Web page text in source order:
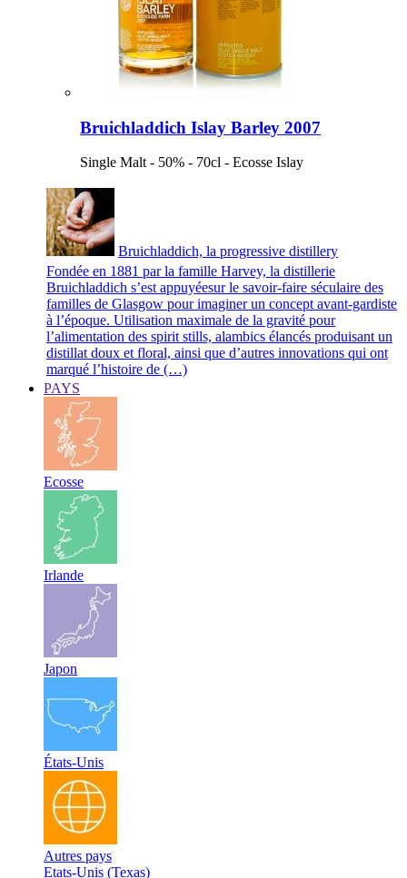
Bruichladdich Islay Barley 2007
Single Malt - 50% - 70cl - Ecosse Islay
Bruichladdich, la progressive distillery
Fondée en 1881 par la famille Harvey, la distillerie
Bruichladdich s’est appuyéesur le savoir-faire séculaire des
familles de Glasgow pour imaginer un concept avant-gardiste
à l’époque. Utilisation maximale de la gravité pour
l’alimentation des spirit stills, alambics élancés produisant un
distillat doux et floral, ainsi que d’autres innovations qui ont
marqué l’histoire de (…)
PAYS
Ecosse
Irlande
Japon
États-Unis
Autres pays
Etats-Unis (Texas)